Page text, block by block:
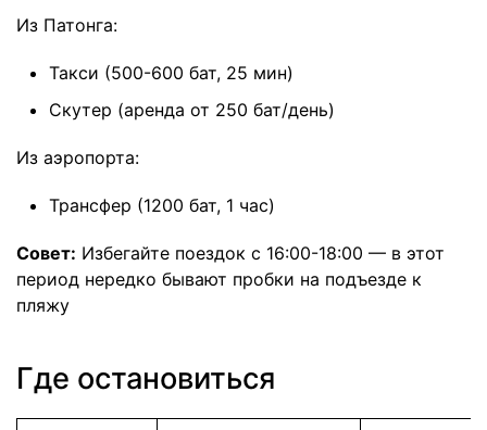
Из Патонга:
Такси (500-600 бат, 25 мин)
Скутер (аренда от 250 бат/день)
Из аэропорта:
Трансфер (1200 бат, 1 час)
Совет: Избегайте поездок с 16:00-18:00 — в этот
период нередко бывают пробки на подъезде к
пляжу
Где остановиться